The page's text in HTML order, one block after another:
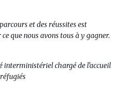
et des réussites est
que nous avons tous à y gagner.
interministériel chargé de l'accueil